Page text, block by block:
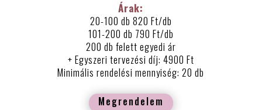
Árak:
20-100 db 820 Ft/db
101-200 db 790 Ft/db
200 db felett egyedi ár
+ Egyszeri tervezési díj: 4900 Ft
Minimális rendelési mennyiség: 20 db
Megrendelem